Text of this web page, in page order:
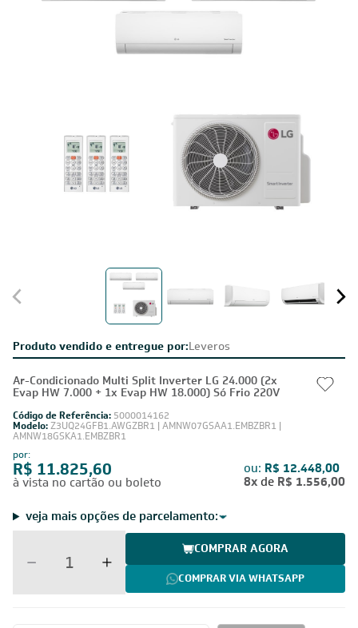
Produto vendido e entregue por:Leveros
Ar-Condicionado Multi Split Inverter LG 24.000 (2x
Evap HW 7.000 + 1x Evap HW 18.000) Só Frio 220V
Código de Referência: 5000014162
Modelo:Z3UQ24GFB1.AWGZBR1 | AMNW07GSAA1.EMBZBR1 |
AMNW18GSKA1.EMBZBR1
por:
R$ 11.825,60
à vista no cartão ou boleto
ou: R$ 12.448,00
8x de R$ 1.556,00
veja mais opções de parcelamento:
COMPRAR AGORA
COMPRAR VIA WHATSAPP